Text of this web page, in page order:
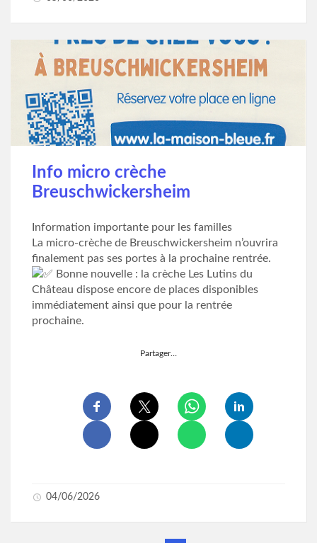
Info micro crèche
Breuschwickersheim
Information importante pour les familles
La micro-crèche de Breuschwickersheim n’ouvrira
finalement pas ses portes à la prochaine rentrée.
Bonne nouvelle : la crèche Les Lutins du
Château dispose encore de places disponibles
immédiatement ainsi que pour la rentrée
prochaine.
Partager…
04/06/2026